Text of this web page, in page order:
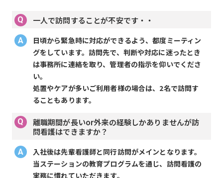
一人で訪問することが不安です・・
日頃から緊急時に対応ができるよう、都度ミーティン
グをしています。訪問先で、判断や対応に迷ったとき
は事務所に連絡を取り、管理者の指示を仰いでくださ
い。
処置やケアが多いご利用者様の場合は、2名で訪問す
ることもあります。
離職期間が長いor外来の経験しかありませんが訪
問看護はできますか？
入社後は先輩看護師と同行訪問がメインとなります。
当ステーションの教育プログラムを通じ、訪問看護の
実務に慣れていただきます。